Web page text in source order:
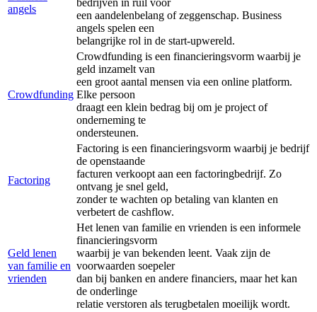
angels
een aandelenbelang of zeggenschap. Business
angels spelen een
belangrijke rol in de start-upwereld.
Crowdfunding
Crowdfunding is een financieringsvorm waarbij je
geld inzamelt van
een groot aantal mensen via een online platform.
Elke persoon
draagt een klein bedrag bij om je project of
onderneming te
ondersteunen.
Factoring
Factoring is een financieringsvorm waarbij je bedrijf
de openstaande
facturen verkoopt aan een factoringbedrijf. Zo
ontvang je snel geld,
zonder te wachten op betaling van klanten en
verbetert de cashflow.
Geld lenen
van familie en
vrienden
Het lenen van familie en vrienden is een informele
financieringsvorm
waarbij je van bekenden leent. Vaak zijn de
voorwaarden soepeler
dan bij banken en andere financiers, maar het kan
de onderlinge
relatie verstoren als terugbetalen moeilijk wordt.